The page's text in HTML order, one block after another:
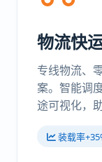
物流快
专线物流、
案。智能调
途可视化，
装载率